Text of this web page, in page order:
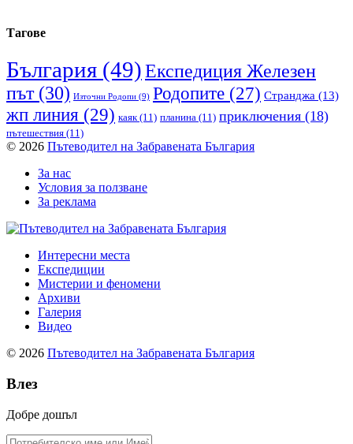
Тагове
България (49)Експедиция Железен
път(30) Източни Родопи (9) Родопите (27) Странджа (13)
жп линия (29) каяк(11) планина (11) приключения (18)
пътешествия (11)
© 2026 Пътеводител на Забравената България
За нас
Условия за ползване
За реклама
Интересни места
Експедиции
Мистерии и феномени
Архиви
Галерия
Видео
© 2026 Пътеводител на Забравената България
Влез
Добре дошъл